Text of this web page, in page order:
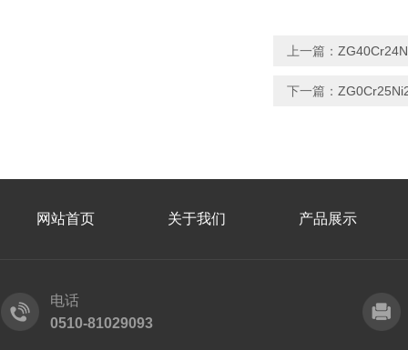
上一篇：
下一篇：
网站首页 关于我们 产品展示
电话
0510-81029093